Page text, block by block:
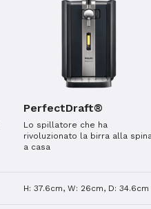
PerfectDraft®
Lo spillatore che ha
rivoluzionato la birra alla
a casa
H: 37.6cm, W: 26cm, D: 34.6cm